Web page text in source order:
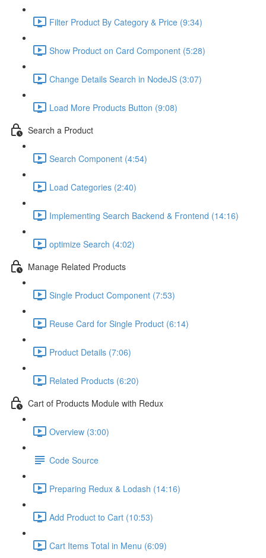
Filter Product By Category & Price (9:34)
Show Product on Card Component (5:28)
Change Details Search in NodeJS (3:07)
Load More Products Button (9:08)
Search a Product
Search Component (4:54)
Load Categories (2:40)
Implementing Search Backend & Frontend (14:16)
optimize Search (4:02)
Manage Related Products
Single Product Component (7:53)
Reuse Card for Single Product (6:14)
Product Details (7:06)
Related Products (6:20)
Cart of Products Module with Redux
Overview (3:00)
Code Source
Preparing Redux & Lodash (14:16)
Add Product to Cart (10:53)
Cart Items Total in Menu (6:09)